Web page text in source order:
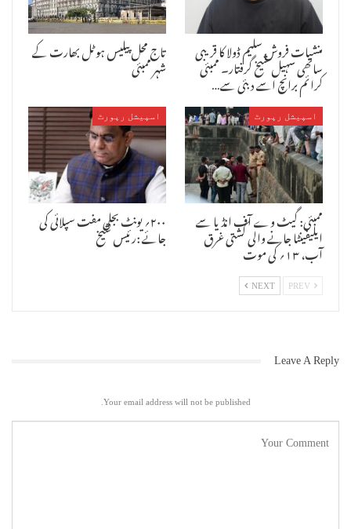
آباد کے نام تبدیل کئے جانے کی حمایت کررہے ہے انہوں نے کہا کہ اورنگ
آباد شہر کا نام تبدیل کرنے میں بھاجپا کی حمایت ہے مئیر اور اور ضلع
پریشد صدر شیوسینا کا ہے دونوں ایوان میں شیوسینا کو نام تبدیلی
کیلئے قرارداد منظور کرواکر وزیر اعلیٰ کو روانہ کرنی چاہئے جبکہ
انہوں نے شہری ترقی کے کاموں کے موضوعات سے کنارہ کشی کی وزیر اعلیٰ نے
شہر کی ترقی کیلئے ۴۰۰؍کروڑ روپے کا فنڈ مہیا کیا لیکن شہر میں
ترقیاتی کام نہیں کے برابرہیں ۔کچرا نکاسی کا مسئلہ،پانی
فراہمی،خستہ حال سڑکیں اور روزگار کے وسائل موجود نہیں لیکن حکومت
رام مندر،تین طلاق،شہروں کے ہندو نام کرنے کے درپے ہے اور ملک میں
منافرت برپا کرنے پر تلی ہوئی ہے اور اب چار سالہ اقتدار کا عوام جواب
طلب کرنے لگی ہے تو ان کی توجہ ہٹانے کا کام برسراقتدار طبقہ کی طرف سے
کیا جانے لگا ہے اور اس کا پورا پورا فائدہ آئندہ انتخابات میں اٹھایا
جائیگا ۔
منشیات فروش سلیم ڈولا کا قریبی
ساتھی سہیل شیخ گرفتار۔ ممبئی
کرائم برانچ اسے دبئی سے…
تاج محل پیلیس ہوٹل بھارت کے
شہر ممبئی
اسپیشل رپورٹ
ممبئی: گیٹ وے آف انڈیا سے
ایلیفینٹا جانے والی کشتی غرق
آب، ۱۳؍ کی موت
اسپیشل رپورٹ
۲۰۰؍ یونٹ بجلی مفت سپلائی کی
جائے :رئیس شیخ
NEXT
Leave A Reply
Your email address will not be published.